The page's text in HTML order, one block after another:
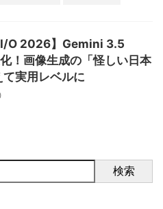
I/O 2026】Gemini 3.5
！画像生成の「怪しい日本
実用レベルに
検索